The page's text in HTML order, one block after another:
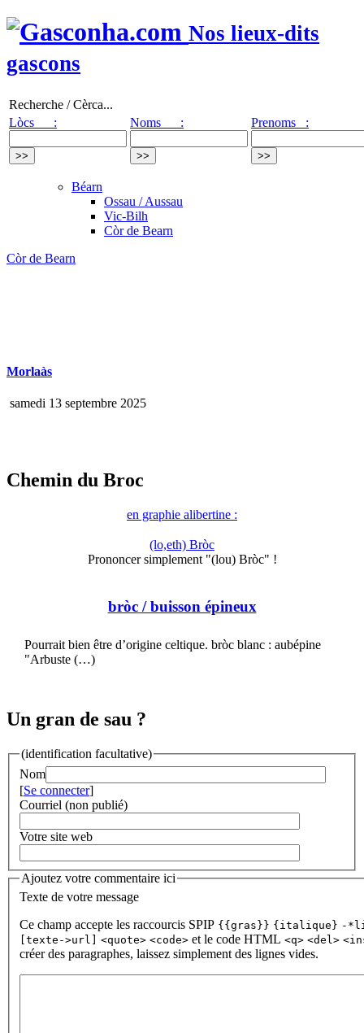
Nos lieux-dits
gascons
Recherche / Cèrca...
Lòcs :
Noms : Prenoms :
Béarn
Ossau / Aussau
Vic-Bilh
Còr de Bearn
Còr de Bearn
Morlaàs
samedi 13 septembre 2025
Chemin du Broc
en graphie alibertine :
(lo,eth) Bròc
Prononcer simplement "(lou) Bròc" !
bròc/ buisson épineux
Pourrait bien être d’origine celtique. bròc blanc : aubépine
"Arbuste (…)
Un gran de sau ?
(identification facultative)
Nom
[Se connecter]
Courriel (non publié)
Votre site web
Ajoutez votre commentaire ici
Texte de votre message
Ce champ accepte les raccourcis SPIP {{gras}} {italique} -
[texte->url]
<quote> <code> et le code HTML <q> <del>
créer des paragraphes, laissez simplement des lignes vides.